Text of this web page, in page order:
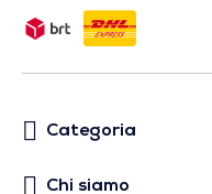
Categoria
Chi siamo